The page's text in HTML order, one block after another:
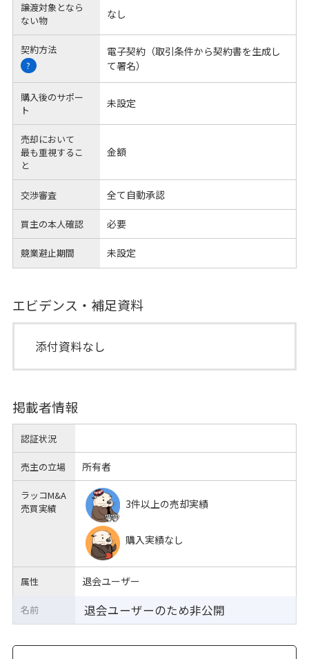
譲渡対象となら
ない物
なし
契約方法
?
電子契約（取引条件から契約書を生成し
て署名）
購入後のサポー
ト
未設定
売却において
最も重視するこ
と
金額
交渉審査 全て自動承認
買主の本人確認 必要
競業避止期間 未設定
エビデンス・補足資料
添付資料なし
掲載者情報
認証状況
売主の立場 所有者
ラッコM&A
売買実績
3件以上の売却実績
購入実績なし
属性 退会ユーザー
退会ユーザーのため非公開
名前